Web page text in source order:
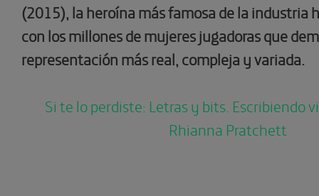
(2015), la heroína más famosa de la industria
con los millones de mujeres jugadoras que
representación más real, compleja y variada.
Si te lo perdiste: Letras y bits. Escribiendo
Rhianna Pratchett